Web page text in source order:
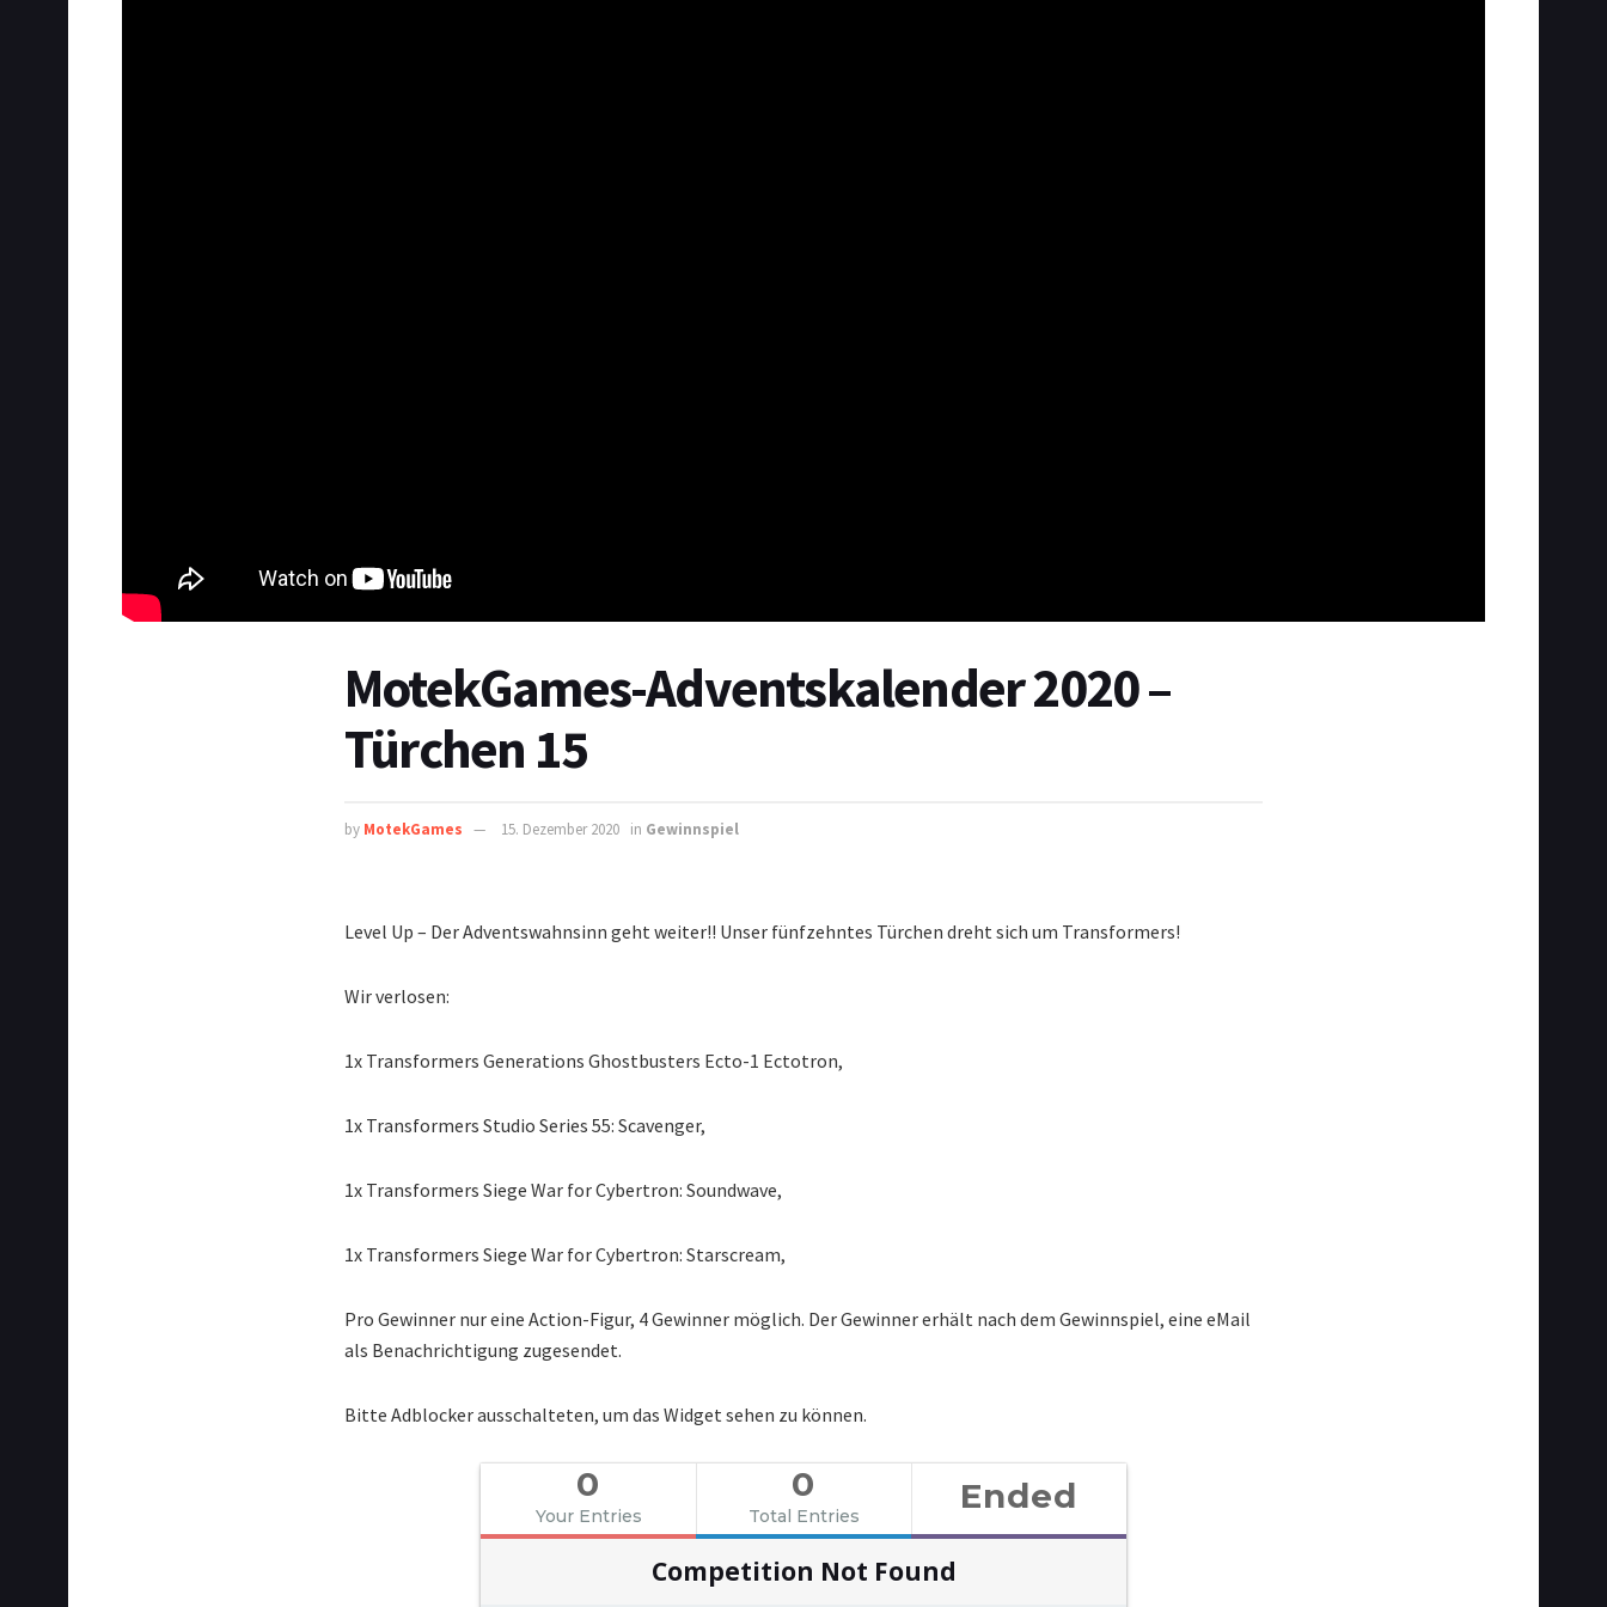
MotekGames-Adventskalender 2020 –
Türchen 15
by MotekGames 15. Dezember 2020 in Gewinnspiel
Level Up – Der Adventswahnsinn geht weiter!! Unser fünfzehntes Türchen dreht sich um Transformers!
Wir verlosen:
1x Transformers Generations Ghostbusters Ecto-1 Ectotron,
1x Transformers Studio Series 55: Scavenger,
1x Transformers Siege War for Cybertron: Soundwave,
1x Transformers Siege War for Cybertron: Starscream,
Pro Gewinner nur eine Action-Figur, 4 Gewinner möglich. Der Gewinner erhält nach dem Gewinnspiel, eine eMail
als Benachrichtigung zugesendet.
Bitte Adblocker ausschalteten, um das Widget sehen zu können.
0
Your Entries
0
Total Entries Ended
Competition Not Found